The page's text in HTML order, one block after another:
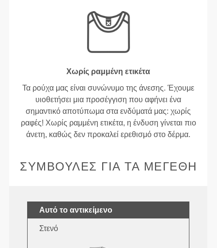
Χωρίς ραμμένη ετικέτα
Τα ρούχα μας είναι συνώνυμο της άνεσης. Έχουμε
υιοθετήσει μια προσέγγιση που αφήνει ένα
σημαντικό αποτύπωμα στα ενδύματά μας: χωρίς
ραφές! Χωρίς ραμμένη ετικέτα, η ένδυση γίνεται πιο
άνετη, καθώς δεν προκαλεί ερεθισμό στο δέρμα.
ΣΥΜΒΟΥΛΈΣ ΓΙΑ ΤΑ ΜΕΓΈΘΗ
Αυτό το αντικείμενο
Στενό